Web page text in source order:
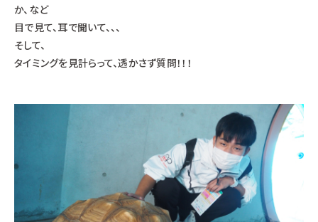
か、など
目で見て、耳で聞いて、、、
そして、
タイミングを見計らって、透かさず質問！！！